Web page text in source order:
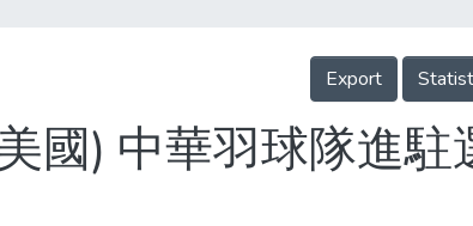
Export
國) 中華羽球隊進駐